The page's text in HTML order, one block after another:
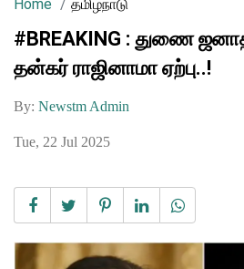
Home தமிழ்நாடு
#BREAKING : துணை
தன்கர் ராஜினாமா ஏற்பு..!
By: Newstm Admin
Tue, 22 Jul 2025